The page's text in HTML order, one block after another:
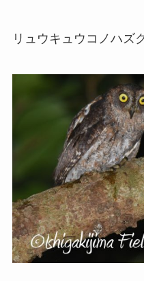
リュウキュウコノハズク